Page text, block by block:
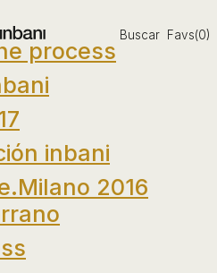
Buscar Favs(0)
process
inbani
2016